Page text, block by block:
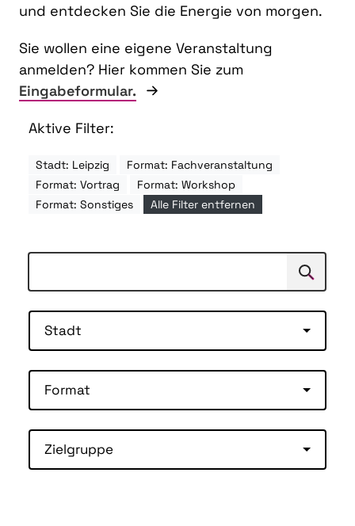
und entdecken Sie die Energie von morgen.
Sie wollen eine eigene Veranstaltung
anmelden? Hier kommen Sie zum
Eingabeformular.
Aktive Filter:
Stadt: Leipzig
Format: Fachveranstaltung
Format: Vortrag
Format: Workshop
Format: Sonstiges
Alle Filter entfernen
Suchen
Stadt
Format
Zielgruppe